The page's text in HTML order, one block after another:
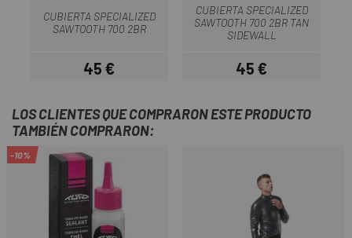
CUBIERTA SPECIALIZED
SAWTOOTH 700 2BR
Precio
45 €
CUBIERTA SPECIALIZED
SAWTOOTH 700 2BR TAN
SIDEWALL
Precio
45 €
LOS CLIENTES QUE COMPRARON ESTE PRODUCTO
TAMBIÉN COMPRARON:
-10%